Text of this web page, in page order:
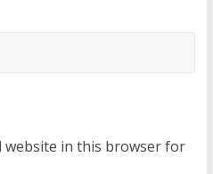
website in this browser for